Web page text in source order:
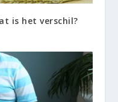
is het verschil?